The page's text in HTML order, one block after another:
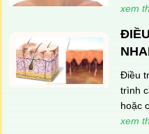
▪ Không phải xét
lý khi trẻ hóa xóa
✅Quy trình trẻ
Plasmage
Trẻ hóa xóa nhăn vùng
một
xem
Điều
trình
hoặc
trị
xem